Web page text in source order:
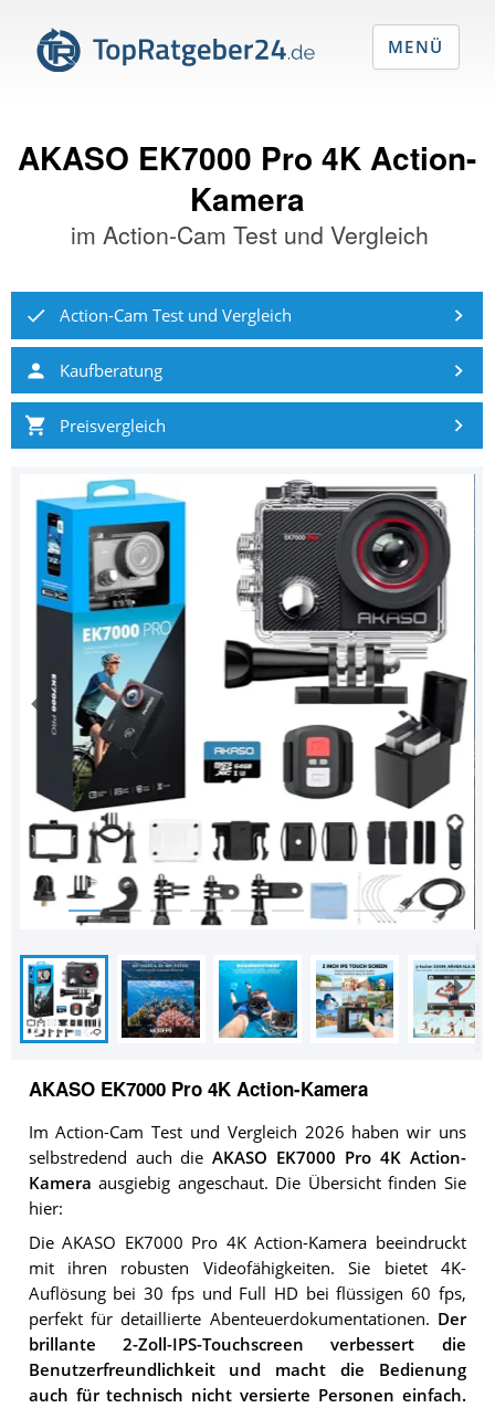
AKASO EK7000 Pro 4K Action-
Kamera
im Action-Cam Test und Vergleich
Action-Cam Test und Vergleich
Kaufberatung
Preisvergleich
AKASO EK7000 Pro 4K Action-Kamera
Im Action-Cam Test und Vergleich 2026 haben wir uns
selbstredend auch dieAKASO EK7000 Pro 4K Action-
Kamera ausgiebig angeschaut. Die Übersicht finden Sie
hier:
Die AKASO EK7000 Pro 4K Action-Kamera beeindruckt
mit ihren robusten Videofähigkeiten. Sie bietet 4K-
Auflösung bei 30 fps und Full HD bei flüssigen 60 fps,
perfekt für detaillierte Abenteuerdokumentationen. Der
brillante 2-Zoll-IPS-Touchscreen verbessert die
Benutzerfreundlichkeit und macht die Bedienung
auch für technisch nicht versierte Personen einfach.
MENÜ